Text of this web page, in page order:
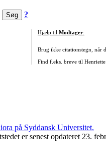
?
Hjælp til Modtager:
Brug ikke citationstegn, når
Find f.eks. breve til
er senest opdateret 23.